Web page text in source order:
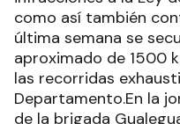
como así también
última semana se
aproximado de 1500
las recorridas
Departamento.En la
de la brigada